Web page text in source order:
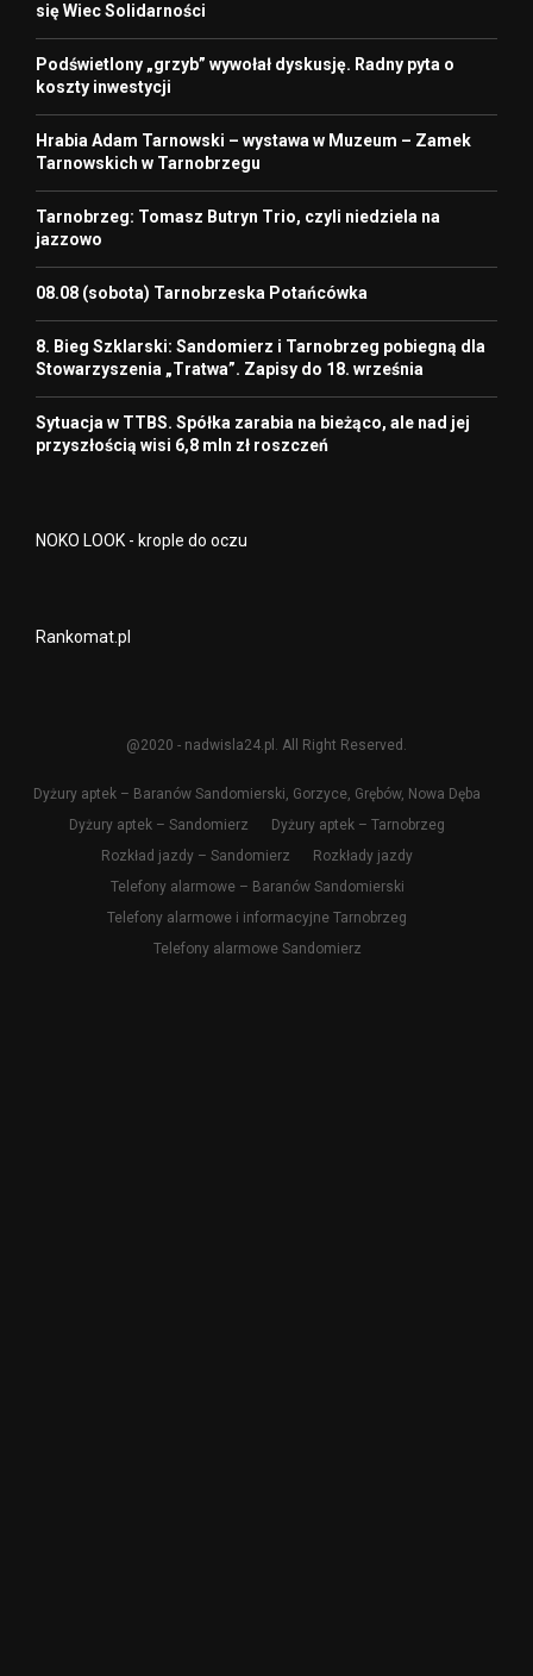
się Wiec Solidarności
Podświetlony „grzyb” wywołał dyskusję. Radny pyta o
koszty inwestycji
Hrabia Adam Tarnowski – wystawa w Muzeum – Zamek
Tarnowskich w Tarnobrzegu
Tarnobrzeg: Tomasz Butryn Trio, czyli niedziela na
jazzowo
08.08 (sobota) Tarnobrzeska Potańcówka
8. Bieg Szklarski: Sandomierz i Tarnobrzeg pobiegną dla
Stowarzyszenia „Tratwa”. Zapisy do 18. września
Sytuacja w TTBS. Spółka zarabia na bieżąco, ale nad jej
przyszłością wisi 6,8 mln zł roszczeń
NOKO LOOK - krople do oczu
Rankomat.pl
@2020 - nadwisla24.pl. All Right Reserved.
Dyżury aptek – Baranów Sandomierski, Gorzyce, Grębów, Nowa Dęba
Dyżury aptek – Sandomierz
Dyżury aptek – Tarnobrzeg
Rozkład jazdy – Sandomierz
Rozkłady jazdy
Telefony alarmowe – Baranów Sandomierski
Telefony alarmowe i informacyjne Tarnobrzeg
Telefony alarmowe Sandomierz